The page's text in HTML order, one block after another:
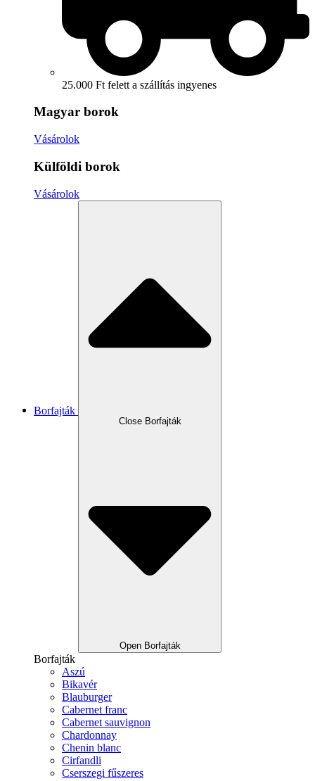
25.000 Ft felett a szállítás ingyenes
Magyar borok
Vásárolok
Külföldi borok
Vásárolok
Borfajták
Close Borfajták
Open Borfajták
Borfajták
Aszú
Bikavér
Blauburger
Cabernet franc
Cabernet sauvignon
Chardonnay
Chenin blanc
Cirfandli
Cserszegi fűszeres